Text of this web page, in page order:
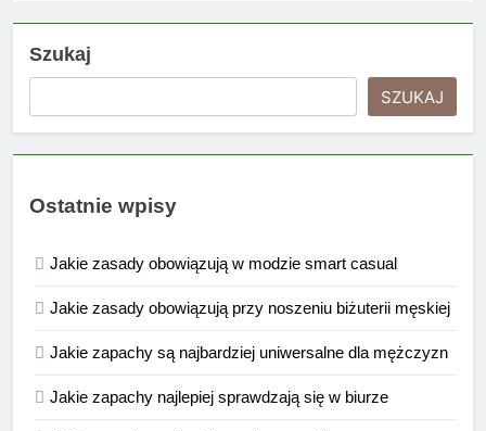
Szukaj
SZUKAJ
Ostatnie wpisy
Jakie zasady obowiązują w modzie smart casual
Jakie zasady obowiązują przy noszeniu biżuterii męskiej
Jakie zapachy są najbardziej uniwersalne dla mężczyzn
Jakie zapachy najlepiej sprawdzają się w biurze